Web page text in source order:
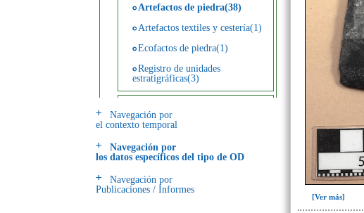
Artefactos de piedra(38)
Artefactos textiles y cestería(1)
Ecofactos de piedra(1)
Registro de unidades
estratigráficas(3)
- UE# y tipo de UE
donde se halló el objeto
-> Hallado en UE del tipo:
los tipos de UE del GE
Navegación por
el contexto temporal
Navegación por
los datos específicos del tipo de OD
Navegación por
Publicaciones / Informes
[Ver más]